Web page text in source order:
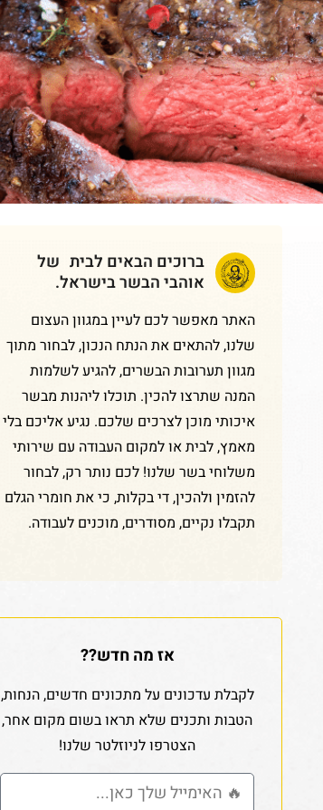
ברוכים הבאים לבית של
אוהבי הבשר בישראל.
האתר מאפשר לכם לעיין במגוון העצום
שלנו, להתאים את הנתח הנכון, לבחור מתוך
מגוון תערובות הבשרים, להגיע לשלמות
המנה שתרצו להכין. תוכלו ליהנות מבשר
איכותי מוכן לצרכים שלכם. נגיע אליכם בלי
מאמץ, לבית או למקום העבודה עם שירותי
משלוחי בשר שלנו! לכם נותר רק, לבחור
להזמין ולהכין, די בקלות, כי את חומרי הגלם
תקבלו נקיים, מסודרים, מוכנים לעבודה.
אז מה חדש??
לקבלת עדכונים על מתכונים חדשים, הנחות,
הטבות ותכנים שלא תראו בשום מקום אחר,
הצטרפו לניוזלטר שלנו!